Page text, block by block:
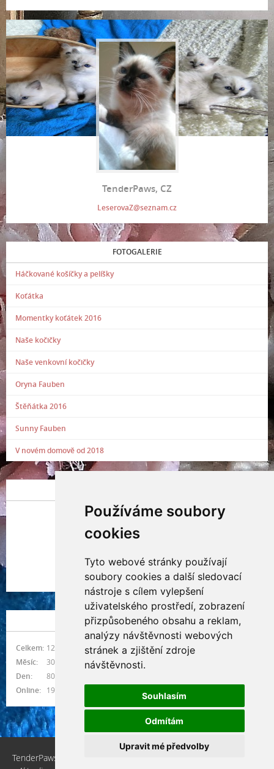
Používáme soubory
cookies
Tyto webové stránky používají
soubory cookies a další sledovací
nástroje s cílem vylepšení
uživatelského prostředí, zobrazení
přizpůsobeného obsahu a reklam,
analýzy návštěvnosti webových
stránek a zjištění zdroje
návštěvnosti.
Souhlasím
Odmítám
Upravit mé předvolby
TenderPaws, CZ
LeserovaZ@seznam.cz
FOTOGALERIE
Háčkované košíčky a pelíšky
Koťátka
Momentky koťátek 2016
Naše kočičky
Naše venkovní kočičky
Oryna Fauben
Štěňátka 2016
Sunny Fauben
V novém domově od 2018
Indianna Ryve
Nostra, CZ
NÁVŠTĚVNOST
Online: 19
Celkem: 1217362
Měsíc:
30808
Den:
800
TenderPaws, CZ © 2026 eStránky.cz